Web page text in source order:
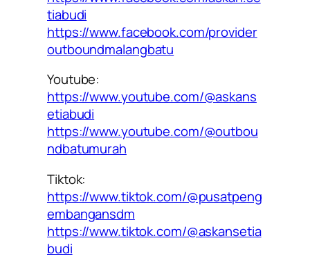
tiabudi
https://www.facebook.com/provider
outboundmalangbatu
Youtube:
https://www.youtube.com/@askans
etiabudi
https://www.youtube.com/@outbou
ndbatumurah
Tiktok:
https://www.tiktok.com/@pusatpeng
embangansdm
https://www.tiktok.com/@askansetia
budi